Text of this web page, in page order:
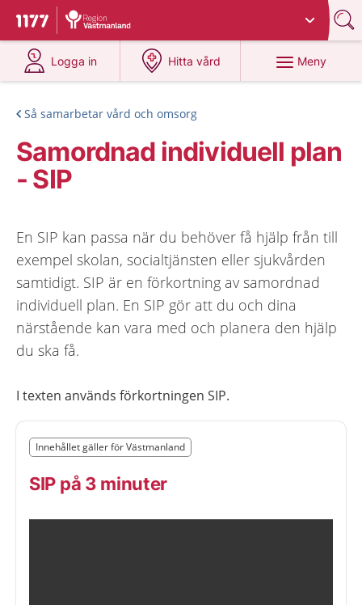
Till startsidan för 1177
Du har valt region
Logga in
på 1177.se
Hitta vård
på 1177.se
Meny
Så samarbetar vård och omsorg
Samordnad individuell plan
- SIP
En SIP kan passa när du behöver få hjälp från till
exempel skolan, socialtjänsten eller sjukvården
samtidigt. SIP är en förkortning av samordnad
individuell plan. En SIP gör att du och dina
närstående kan vara med och planera den hjälp
du ska få.
I texten används förkortningen SIP.
Nedan innehåll gäller region Västmanland
Innehållet gäller för Västmanland
SIP på 3 minuter
Slut på det regionala tillägget från region Västmanland